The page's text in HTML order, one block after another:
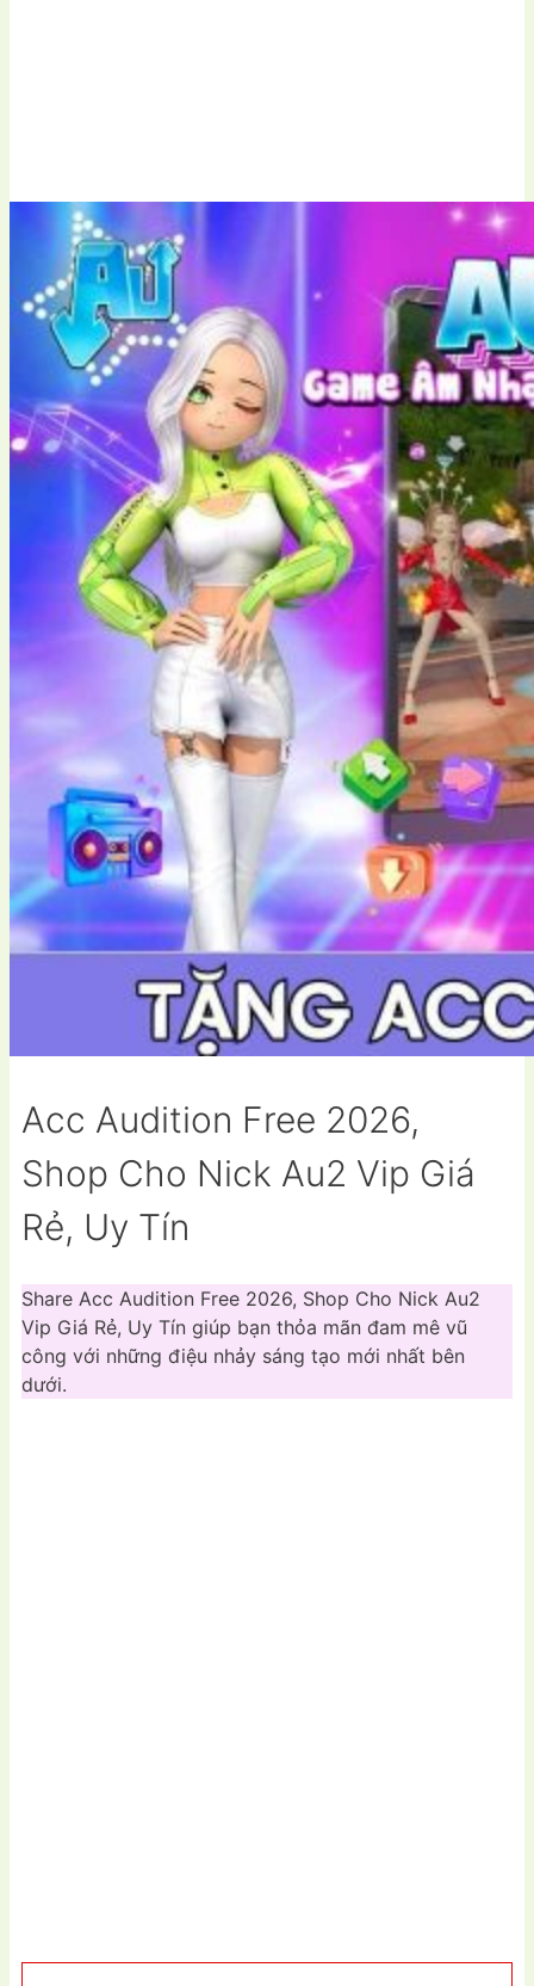
Acc Audition Free 2026,
Shop Cho Nick Au2 Vip Giá
Rẻ, Uy Tín
Share Acc Audition Free 2026, Shop Cho Nick Au2
Vip Giá Rẻ, Uy Tín giúp bạn thỏa mãn đam mê vũ
công với những điệu nhảy sáng tạo mới nhất bên
dưới.